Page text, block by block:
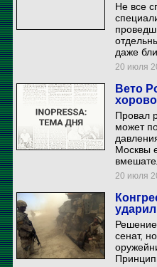
Не все
даже
20 июля
Вето
Провал
может
Москвы
20 июля
сенат,